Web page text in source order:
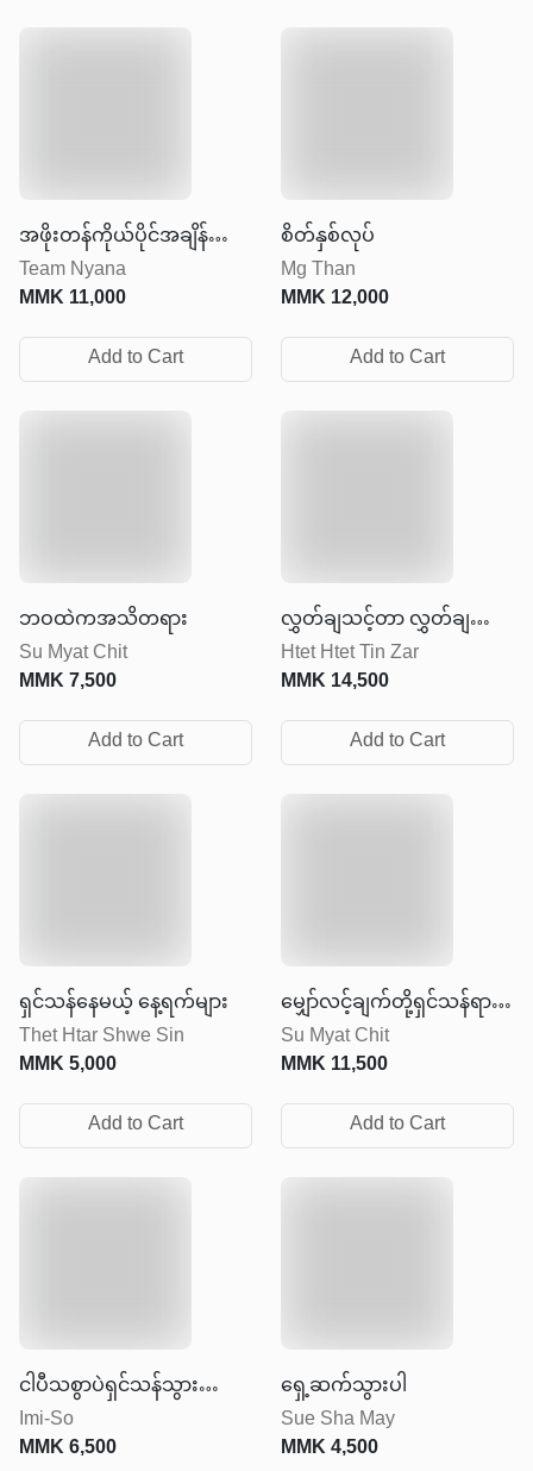
အဖိုးတန်ကိုယ်ပိုင်အချိန်
ကလေး
Team Nyana
MMK11,000
Add to Cart
စိတ်နှစ်လုပ်
Mg Than
MMK12,000
Add to Cart
ဘဝထဲကအသိတရား
Su Myat Chit
MMK7,500
Add to Cart
လွှတ်ချသင့်တာ လွှတ်ချပြီး
ရှေ့ဆက်ပါ
Htet Htet Tin Zar
MMK14,500
Add to Cart
ရှင်သန်နေမယ့် နေ့ရက်များ
Thet Htar Shwe Sin
MMK5,000
Add to Cart
မျှော်လင့်ချက်တို့ရှင်သန်ရာ
စာကြည့်တိုက်
Su Myat Chit
MMK11,500
Add to Cart
ငါပီသစွာပဲရှင်သန်သွားတော့
မလို့
Imi-So
MMK6,500
ရှေ့ဆက်သွားပါ
Sue Sha May
MMK4,500